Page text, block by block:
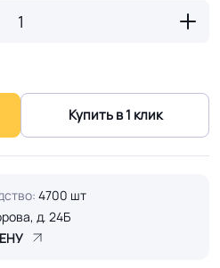
Купить в 1 клик
4700 шт
д. 24Б